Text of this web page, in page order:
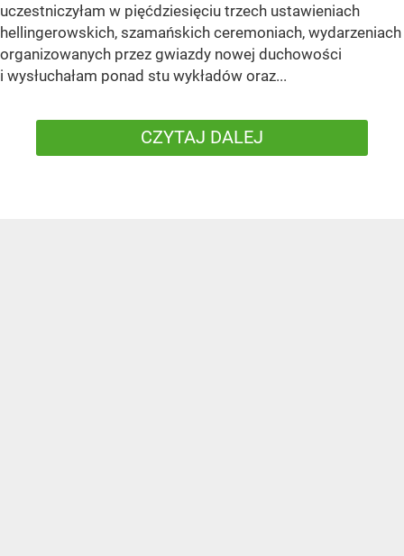
uczestniczyłam w pięćdziesięciu trzech ustawieniach
hellingerowskich, szamańskich ceremoniach, wydarzeniach
organizowanych przez gwiazdy nowej duchowości
i wysłuchałam ponad stu wykładów oraz...
CZYTAJ DALEJ